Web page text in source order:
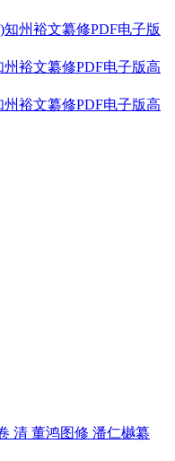
裕文纂修PDF电子版高
裕文纂修PDF电子版高